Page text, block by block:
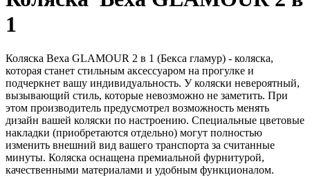
1
Коляска Bexa GLAMOUR 2 в 1 (Бекса гламур) - коляска,
которая станет стильным аксессуаром на прогулке и
подчеркнет вашу индивидуальность. У коляски невероятный,
вызывающий стиль, которые невозможно не заметить. При
этом производитель предусмотрел возможность менять
дизайн вашей коляски по настроению. Специальные цветовые
накладки (приобретаются отдельно) могут полностью
изменить внешний вид вашего транспорта за считанные
минуты. Коляска оснащена премиальной фурнитурой,
качественными материалами и удобным функционалом.